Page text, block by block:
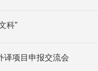
科”
译项目申报交流会